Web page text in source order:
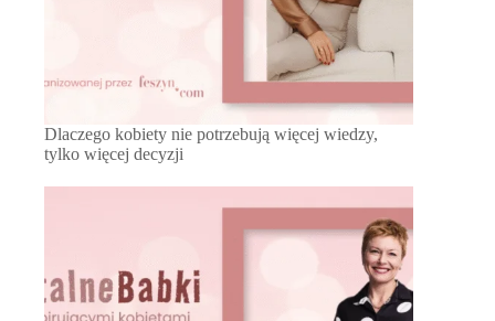
Dlaczego kobiety nie potrzebują więcej wiedzy,
tylko więcej decyzji